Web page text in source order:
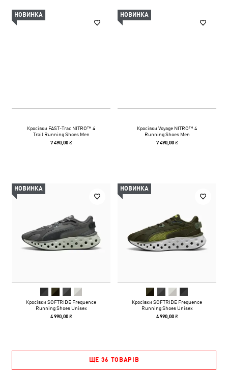
НОВИНКА
Кросівки FAST-Trac NITRO™ 4
Trail Running Shoes Men
7 490,00 ₴
НОВИНКА
Кросівки Voyage NITRO™ 4
Running Shoes Men
7 490,00 ₴
НОВИНКА
Кросівки SOFTRIDE Frequence
Running Shoes Unisex
4 990,00 ₴
НОВИНКА
Кросівки SOFTRIDE Frequence
Running Shoes Unisex
4 990,00 ₴
ЩЕ 36 ТОВАРІВ